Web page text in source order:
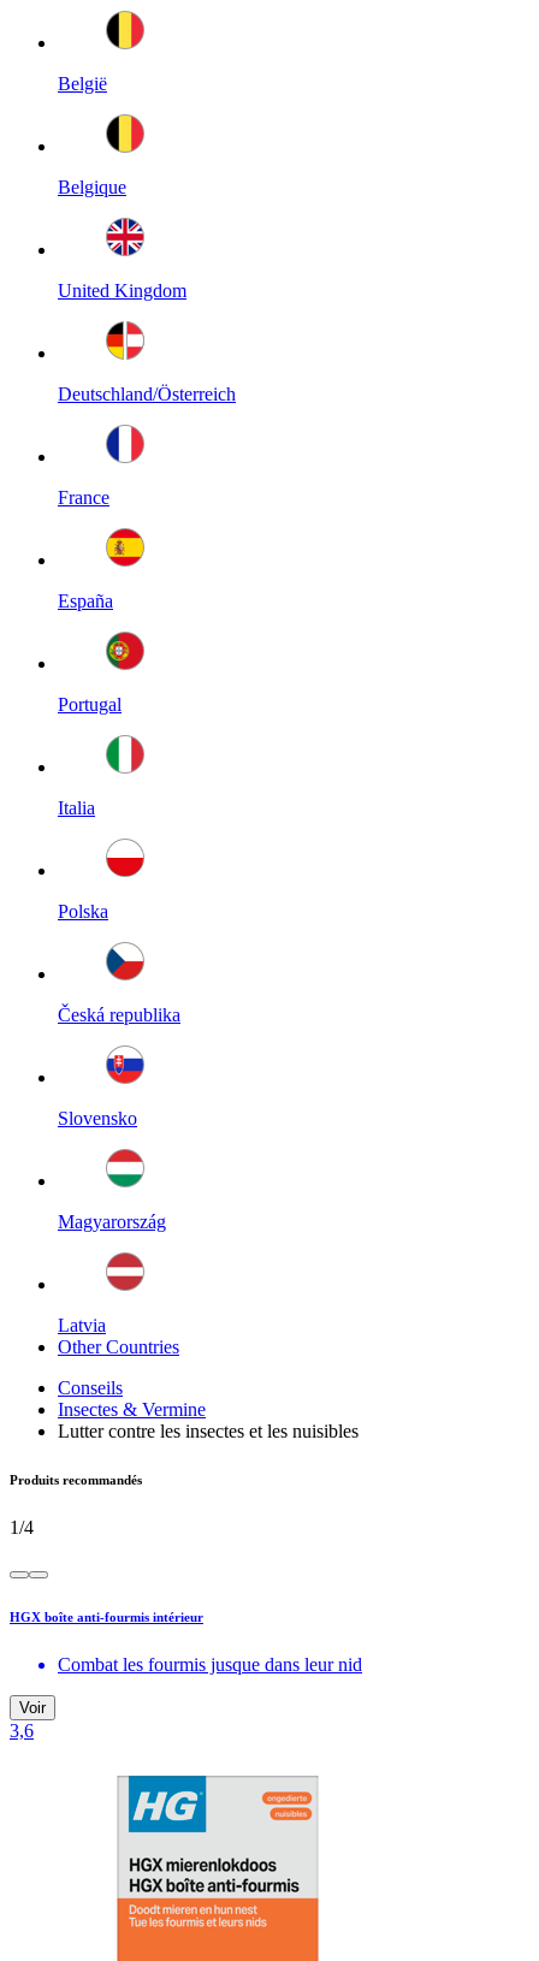
België
Belgique
United Kingdom
Deutschland/Österreich
France
España
Portugal
Italia
Polska
Česká republika
Slovensko
Magyarország
Latvia
Other Countries
Conseils
Insectes & Vermine
Lutter contre les insectes et les nuisibles
Produits recommandés
1/4
HGX boîte anti-fourmis intérieur
Combat les fourmis jusque dans leur nid
Voir
3,6